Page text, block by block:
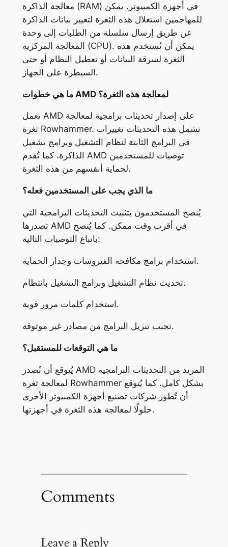
معالجة الذاكرة (RAM) في أجهزة الكمبيوتر. يمكن
للمهاجمين استغلال هذه الثغرة لتغيير بيانات الذاكرة
عن طريق إرسال سلسلة من الطلبات إلى وحدة
المعالجة المركزية (CPU). يمكن أن تُستخدم هذه
الثغرة لسرقة البيانات أو تعطيل النظام أو حتى
السيطرة على الجهاز.
ما هي خطوات AMD لمعالجة هذه الثغرة؟
تعمل AMD على إصدار تحديثات برامجية لمعالجة
ثغرة Rowhammer. تشمل هذه التحديثات تغييرات
في البرامج الثابتة لنظام التشغيل وبرامج تشغيل
الذاكرة. كما تُقدم AMD توصيات للمستخدمين
لحماية أنفسهم من هذه الثغرة.
ما الذي يجب على المستخدمين فعله؟
يُنصح المستخدمون بتثبيت التحديثات البرامجية التي
تصدرها AMD في أقرب وقت ممكن. كما يُنصح
باتباع التوصيات التالية:
استخدام برامج مكافحة الفيروسات وجدار الحماية.
تحديث نظام التشغيل وبرامج التشغيل بانتظام.
استخدام كلمات مرور قوية.
تجنب تنزيل البرامج من مصادر غير موثوقة.
ما هي التوقعات للمستقبل؟
يُتوقع أن تُصدر AMD المزيد من التحديثات البرامجية
لمعالجة ثغرة Rowhammer بشكل كامل. كما يُتوقع
أن تُطور شركات تصنيع أجهزة الكمبيوتر الأخرى
حلولًا لمعالجة هذه الثغرة في أجهزتها.
Comments
Leave a Reply